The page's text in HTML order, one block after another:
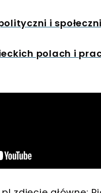
i
polach i